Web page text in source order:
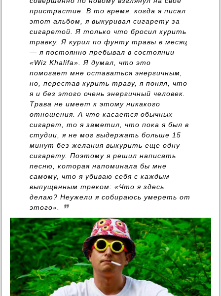
пристрастие. В то время, когда я писал
этот альбом, я выкуривал сигарету за
сигаретой. Я только что бросил курить
травку. Я курил по фунту травы в месяц
— я постоянно пребывал в состоянии
«Wiz Khalifa». Я думал, что это
помогает мне оставаться энергичным,
но, перестав курить траву, я понял, что
я и без этого очень энергичный человек.
Трава не имеет к этому никакого
отношения. А что касается обычных
сигарет, то я заметил, что пока я был в
студии, я не мог выдержать больше 15
минут без желания выкурить еще одну
сигарету. Поэтому я решил написать
песню, которая напоминала бы мне
самому, что я убиваю себя с каждым
выпущенным треком: «Что я здесь
делаю? Неужели я собираюсь умереть от
этого».